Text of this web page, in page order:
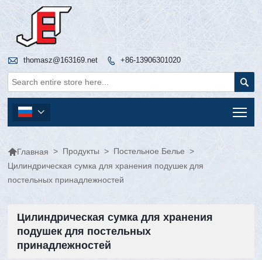
 thomasz@163169.net  +86-13906301020


Главная > Продукты > Постельное Белье >
Цилиндрическая сумка для хранения подушек для
постельных принадлежностей
Цилиндрическая сумка для хранения
подушек для постельных
принадлежностей